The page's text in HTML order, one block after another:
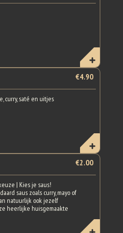
€4.90
curry, saté en uitjes
€2.00
| Kies je saus!
saus zoals curry, mayo of
natuurlijk ook jezelf
heerlijke huisgemaakte